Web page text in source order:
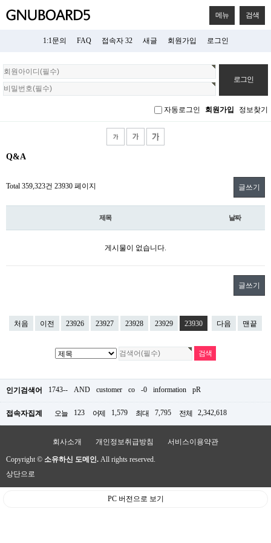
메뉴 검색
1:1문의 FAQ 접속자 32 새글 회원가입 로그인
회
원
로
자동로그인 회원가입 정보찾기
Q&A
Total 359,323건 23930 페이지 글쓰기
제목 날짜
게시물이 없습니다.
글쓰기
처음 이전 23926 23927 23928 23929 23930 다음 맨끝
인기검색어 1743-- AND customer co -0 information pR
접속자집계 오늘 123 어제 1,579 최대 7,795 전체 2,342,618
회사소개 개인정보취급방침 서비스이용약관
Copyright © 소유하신 도메인. All rights reserved.
상단으로
PC 버전으로 보기